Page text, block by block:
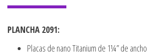
PLANCHA 2091:
Placas de nano Titanium de 1¼” de ancho